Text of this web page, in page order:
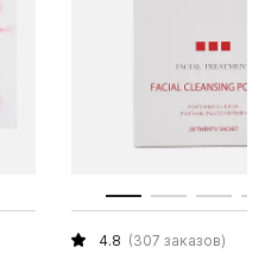
4.8 (307 заказов)